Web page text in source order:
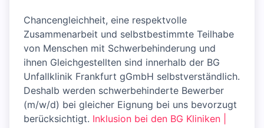
Chancengleichheit, eine respektvolle
Zusammenarbeit und selbstbestimmte Teilhabe
von Menschen mit Schwerbehinderung und
ihnen Gleichgestellten sind innerhalb der BG
Unfallklinik Frankfurt gGmbH selbstverständlich.
Deshalb werden schwerbehinderte Bewerber
(m/w/d) bei gleicher Eignung bei uns bevorzugt
berücksichtigt. Inklusion bei den BG Kliniken |